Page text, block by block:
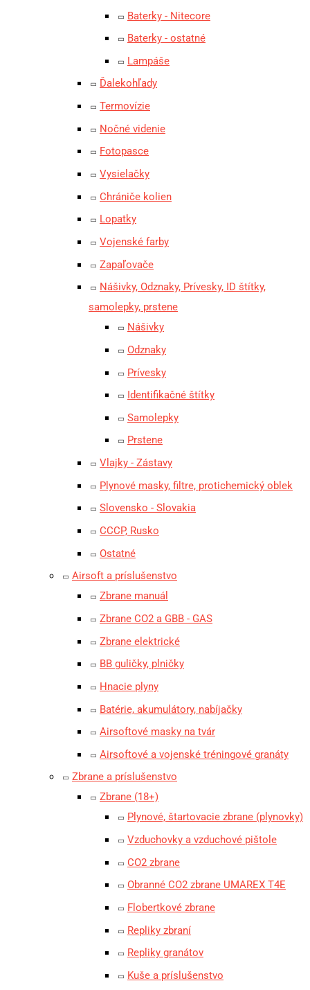
Baterky - Nitecore
Baterky - ostatné
Lampáše
Ďalekohľady
Termovízie
Nočné videnie
Fotopasce
Vysielačky
Chrániče kolien
Lopatky
Vojenské farby
Zapaľovače
Nášivky, Odznaky, Prívesky, ID štítky,
samolepky, prstene
Nášivky
Odznaky
Prívesky
Identifikačné štítky
Samolepky
Prstene
Vlajky - Zástavy
Plynové masky, filtre, protichemický oblek
Slovensko - Slovakia
CCCP, Rusko
Ostatné
Airsoft a príslušenstvo
Zbrane manuál
Zbrane CO2 a GBB - GAS
Zbrane elektrické
BB guličky, plničky
Hnacie plyny
Batérie, akumulátory, nabíjačky
Airsoftové masky na tvár
Airsoftové a vojenské tréningové granáty
Zbrane a príslušenstvo
Zbrane (18+)
Plynové, štartovacie zbrane (plynovky)
Vzduchovky a vzduchové pištole
CO2 zbrane
Obranné CO2 zbrane UMAREX T4E
Flobertkové zbrane
Repliky zbraní
Repliky granátov
Kuše a príslušenstvo